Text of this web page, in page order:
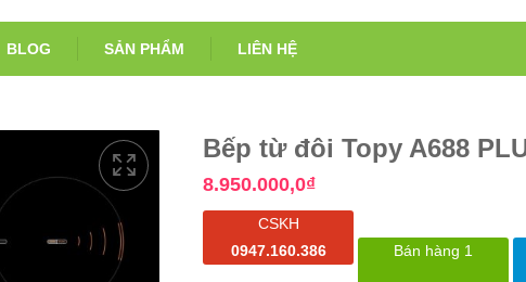
BLOG SẢN PHẨM LIÊN HỆ
Bếp từ đôi Topy A688
8.950.000,0₫
CSKH
0947.160.386
Bán hàng 1